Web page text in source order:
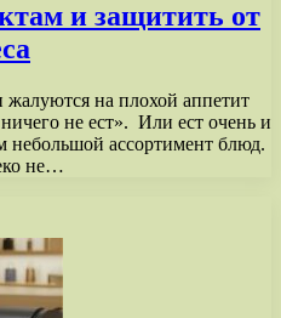
и защитить от
жалуются на плохой аппетит
не ест». Или ест очень и
небольшой ассортимент блюд.
не…